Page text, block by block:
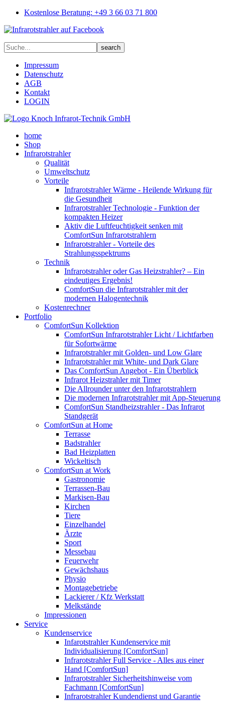
Kostenlose Beratung: +49 3 66 03 71 800
Impressum
Datenschutz
AGB
Kontakt
LOGIN
home
Shop
Infrarotstrahler
Qualität
Umweltschutz
Vorteile
Infrarotstrahler Wärme - Heilende Wirkung für
die Gesundheit
Infrarotstrahler Technologie - Funktion der
kompakten Heizer
Aktiv die Luftfeuchtigkeit senken mit
ComfortSun Infrarotstrahlern
Infrarotstrahler - Vorteile des
Strahlungsspektrums
Technik
Infrarotstrahler oder Gas Heizstrahler? – Ein
eindeutiges Ergebnis!
ComfortSun die Infrarotstrahler mit der
modernen Halogentechnik
Kostenrechner
Portfolio
ComfortSun Kollektion
ComfortSun Infrarotstrahler Licht / Lichtfarben
für Sofortwärme
Infrarotstrahler mit Golden- und Low Glare
Infrarotstrahler mit White- und Dark Glare
Das ComfortSun Angebot - Ein Überblick
Infrarot Heizstrahler mit Timer
Die Allrounder unter den Infrarotstrahlern
Die modernen Infrarotstrahler mit App-Steuerung
ComfortSun Standheizstrahler - Das Infrarot
Standgerät
ComfortSun at Home
Terrasse
Badstrahler
Bad Heizplatten
Wickeltisch
ComfortSun at Work
Gastronomie
Terrassen-Bau
Markisen-Bau
Kirchen
Tiere
Einzelhandel
Ärzte
Sport
Messebau
Feuerwehr
Gewächshaus
Physio
Montagebetriebe
Lackierer / Kfz Werkstatt
Melkstände
Impressionen
Service
Kundenservice
Infarotstrahler Kundenservice mit
Individualisierung [ComfortSun]
Infrarotstrahler Full Service - Alles aus einer
Hand [ComfortSun]
Infrarotstrahler Sicherheitshinweise vom
Fachmann [ComfortSun]
Infrarotstrahler Kundendienst und Garantie